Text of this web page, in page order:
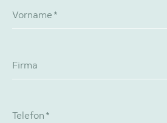
Vorname *
Firma
Telefon *